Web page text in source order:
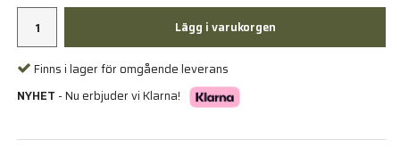
Lägg i varukorgen
Finns i lager för omgående leverans
NYHET - Nu erbjuder vi Klarna!